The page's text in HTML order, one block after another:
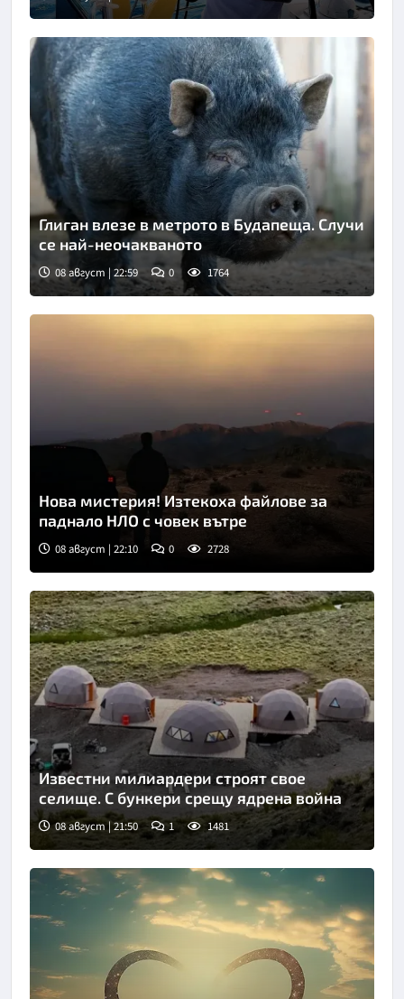
Глиган влезе в метрото в Будапеща. Случи
се най-неочакваното
08 август | 22:59 0 1764
Нова мистерия! Изтекоха файлове за
паднало НЛО с човек вътре
08 август | 22:10 0 2728
Известни милиардери строят свое
селище. С бункери срещу ядрена война
08 август | 21:50 1 1481